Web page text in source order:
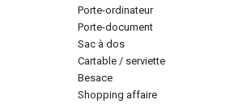
porte-ordinateur
porte-document
sac à dos
cartable / serviette
besace
shopping affaire